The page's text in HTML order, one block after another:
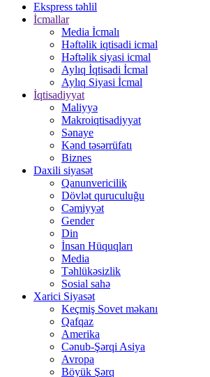
Ekspress təhlil
İcmallar
Media İcmalı
Həftəlik iqtisadi icmal
Həftəlik siyasi icmal
Aylıq İqtisadi İcmal
Aylıq Siyasi İcmal
İqtisadiyyat
Maliyyə
Makroiqtisadiyyat
Sənaye
Kənd təsərrüfatı
Biznes
Daxili siyasət
Qanunvericilik
Dövlət quruculuğu
Cəmiyyət
Gender
Din
İnsan Hüquqları
Media
Təhlükəsizlik
Sosial sahə
Xarici Siyasət
Keçmiş Sovet məkanı
Qafqaz
Amerika
Cənub-Şərqi Asiya
Avropa
Böyük Şərq